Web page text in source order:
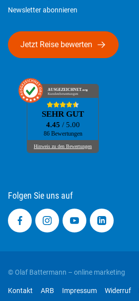
Newsletter abonnieren
Jetzt Reise bewerten
Folgen Sie uns auf
© Olaf Battermann – online marketing
Kontakt ARB Impressum Widerruf